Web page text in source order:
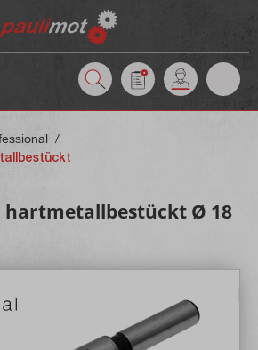
/
hartmetallbestückt Ø 18